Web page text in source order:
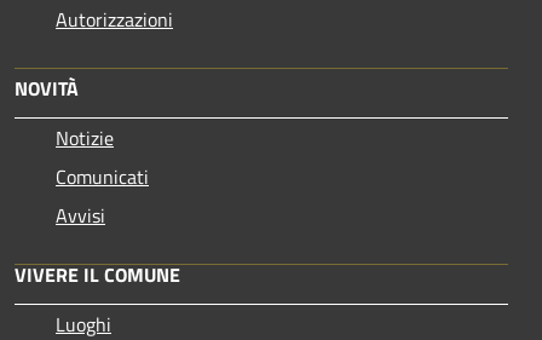
Autorizzazioni
NOVITÀ
Notizie
Comunicati
Avvisi
VIVERE IL COMUNE
Luoghi